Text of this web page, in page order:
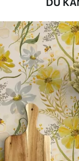
Anvendelsesmetode
Tilgængelige
Standard
365 .00219.00kr/